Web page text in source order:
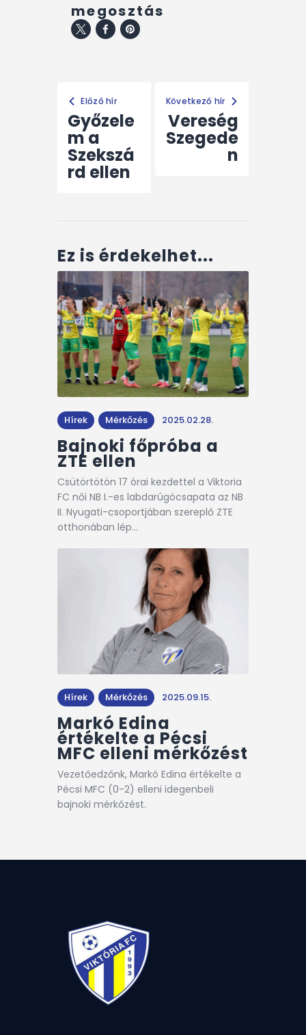
megosztás
Előző hír
Győzele
m a
Szekszá
rd ellen
Következő hír
Vereség
Szegede
n
Ez is érdekelhet...
Hírek Mérkőzés 2025.02.28.
Bajnoki főpróba a
ZTE ellen
Csütörtötön 17 órai kezdettel a Viktoria
FC női NB I.-es labdarúgócsapata az NB
II. Nyugati-csoportjában szereplő ZTE
otthonában lép…
Hírek Mérkőzés 2025.09.15.
Markó Edina
értékelte a Pécsi
MFC elleni mérkőzést
Vezetőedzőnk, Markó Edina értékelte a
Pécsi MFC (0-2) elleni idegenbeli
bajnoki mérkőzést.